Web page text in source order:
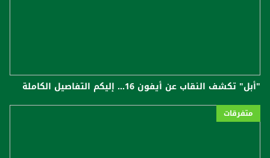
"أبل" تكشف النقاب عن أيفون 16... إليكم التفاصيل الكاملة
متفرقات